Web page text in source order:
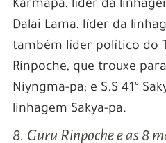
Karmapa, líder da
Dalai Lama, líder da
também líder político do
Rinpoche, que trouxe
Niyngma-pa; e S.S 41º
linhagem Sakya-pa.
8. Guru Rinpoche e as 8